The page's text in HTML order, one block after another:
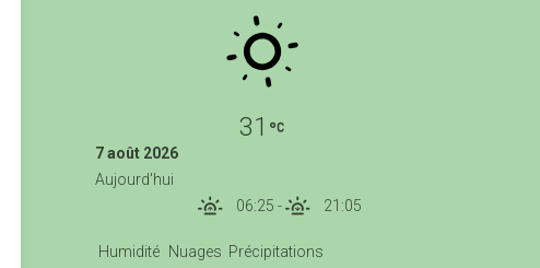
31
7 août 2026
Aujourd'hui
06:25 - 21:05
Humidité
Nuages Précipitations